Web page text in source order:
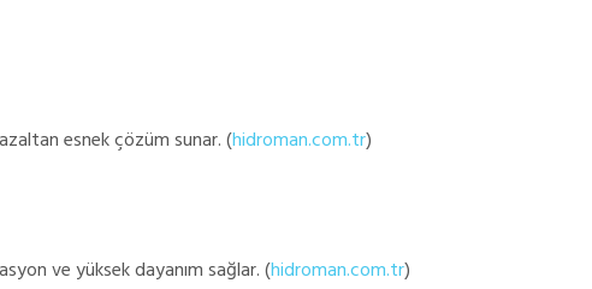
esnek çözüm sunar. (hidroman.com.tr)
ve yüksek dayanım sağlar. (hidroman.com.tr)